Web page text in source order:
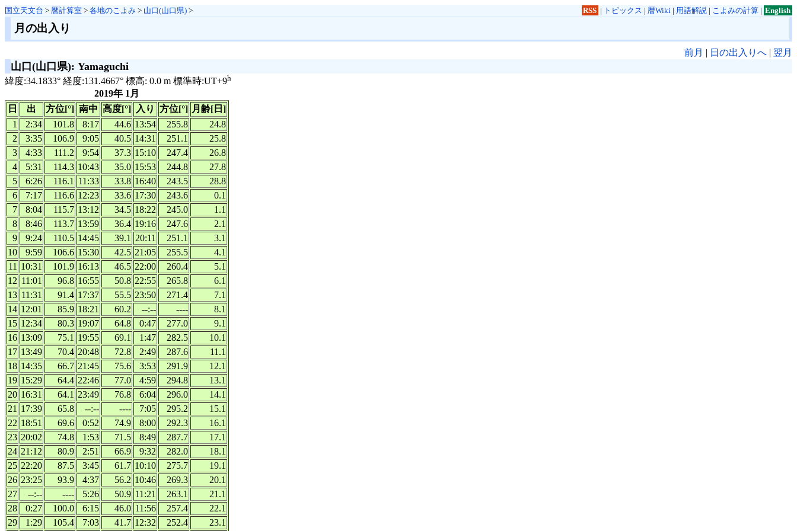
国立天文台 > 暦計算室 > 各地のこよみ > 山口(山口県) > RSS | トピックス | 暦Wiki| 用語解説| こよみの計算| English
月の出入り
前月 | 日の出入りへ | 翌月
山口(山口県): Yamaguchi
緯度:34.1833° 経度:131.4667° 標高: 0.0 m 標準時:UT+9h
2019年 1月
日
出 方位[°] 南中 高度[°] 入り 方位[°] 月齢[日]
1
2:34 101.8 8:17 44.6 13:54 255.8
24.8
2
3:35 106.9 9:05 40.5 14:31 251.1
25.8
3
4:33 111.2 9:54 37.3 15:10 247.4
26.8
4
5:31 114.3 10:43 35.0 15:53 244.8
27.8
5
6:26 116.1 11:33 33.8 16:40 243.5
28.8
6
7:17 116.6 12:23 33.6 17:30 243.6
0.1
7
8:04 115.7 13:12 34.5 18:22 245.0
1.1
8
8:46 113.7 13:59 36.4 19:16 247.6
2.1
9
9:24 110.5 14:45 39.1 20:11 251.1
3.1
10
9:59 106.6 15:30 42.5 21:05 255.5
4.1
11 10:31 101.9 16:13 46.5 22:00 260.4
5.1
12 11:01 96.8 16:55 50.8 22:55 265.8
6.1
13 11:31 91.4 17:37 55.5 23:50 271.4
7.1
14 12:01 85.9 18:21 60.2 --:-- ----
8.1
15 12:34 80.3 19:07 64.8 0:47 277.0
9.1
16 13:09 75.1 19:55 69.1 1:47 282.5
10.1
17 13:49 70.4 20:48 72.8 2:49 287.6
11.1
18 14:35 66.7 21:45 75.6 3:53 291.9
12.1
19 15:29 64.4 22:46 77.0 4:59 294.8
13.1
20 16:31 64.1 23:49 76.8 6:04 296.0
14.1
21 17:39 65.8 --:-- ---- 7:05 295.2
15.1
22 18:51 69.6 0:52 74.9 8:00 292.3
16.1
23 20:02 74.8 1:53 71.5 8:49 287.7
17.1
24 21:12 80.9 2:51 66.9 9:32 282.0
18.1
25 22:20 87.5 3:45 61.7 10:10 275.7
19.1
26 23:25 93.9 4:37 56.2 10:46 269.3
20.1
27
--:-- ---- 5:26 50.9 11:21 263.1
21.1
28
0:27 100.0 6:15 46.0 11:56 257.4
22.1
29
1:29 105.4 7:03 41.7 12:32 252.4 23.1